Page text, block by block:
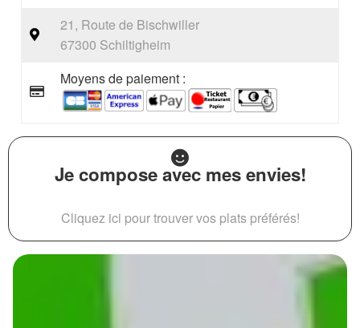
21, Route de Bischwiller
67300 Schiltigheim
Moyens de paiement :
Je compose avec mes envies!
Cliquez ici pour trouver vos plats préférés!